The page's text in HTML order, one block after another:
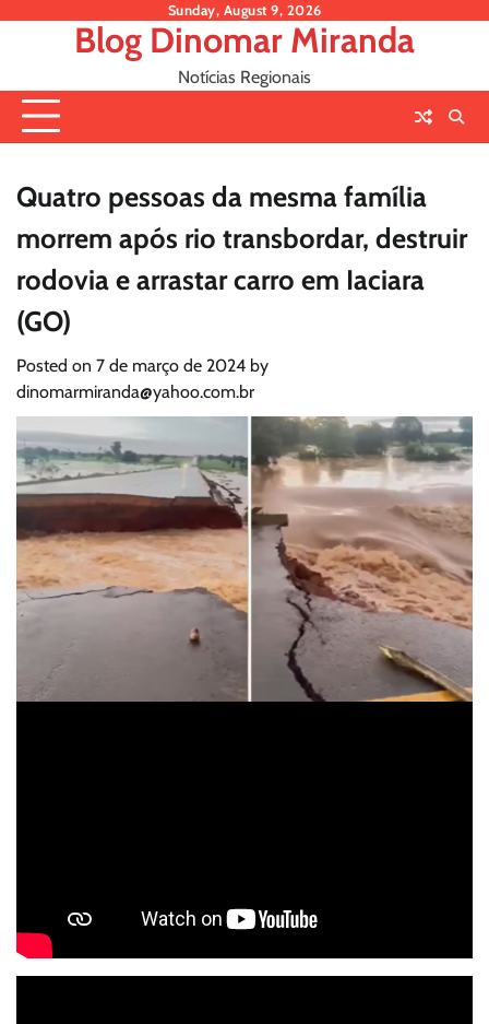
Sunday, August 9, 2026
Blog Dinomar Miranda
Notícias Regionais
Quatro pessoas da mesma família
morrem após rio transbordar, destruir
rodovia e arrastar carro em Iaciara
(GO)
Posted on 7 de março de 2024 by
dinomarmiranda@yahoo.com.br